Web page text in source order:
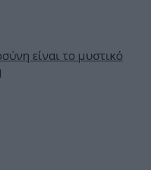
είναι το μυστικό